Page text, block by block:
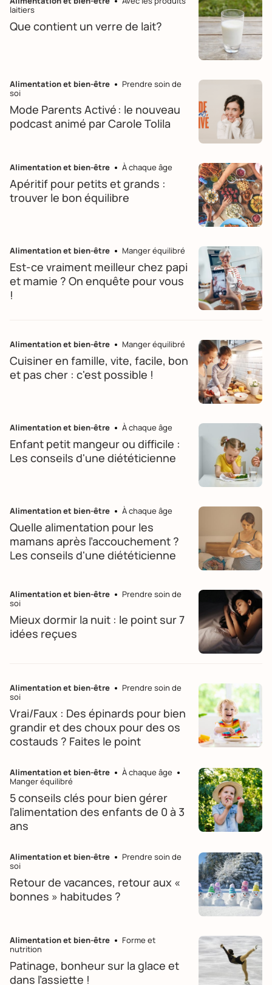
laitiers
Que contient un verre de lait?
Alimentation et bien-être
Prendre soin de
soi
Mode Parents Activé : le nouveau
podcast animé par Carole Tolila
Alimentation et bien-être À chaque âge
Apéritif pour petits et grands :
trouver le bon équilibre
Alimentation et bien-être Manger équilibré
Est-ce vraiment meilleur chez papi
et mamie ? On enquête pour vous
!
Alimentation et bien-être Manger équilibré
Cuisiner en famille, vite, facile, bon
et pas cher : c'est possible !
Alimentation et bien-être À chaque âge
Enfant petit mangeur ou difficile :
Les conseils d'une diététicienne
Alimentation et bien-être À chaque âge
Quelle alimentation pour les
mamans après l’accouchement ?
Les conseils d'une diététicienne
Alimentation et bien-être
Prendre soin de
soi
Mieux dormir la nuit : le point sur 7
idées reçues
Alimentation et bien-être
Prendre soin de
soi
Vrai/Faux : Des épinards pour bien
grandir et des choux pour des os
costauds ? Faites le point
Alimentation et bien-être
À chaque âge
Manger équilibré
5 conseils clés pour bien gérer
l’alimentation des enfants de 0 à 3
ans
Alimentation et bien-être
Prendre soin de
soi
Retour de vacances, retour aux «
bonnes » habitudes ?
Alimentation et bien-être
Forme et
nutrition
Patinage, bonheur sur la glace et
dans l’assiette !